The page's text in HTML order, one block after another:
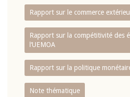
Rapport sur le commerce
Rapport sur la compétitivité des
l‘UEMOA
Rapport sur la politique
Note thématique